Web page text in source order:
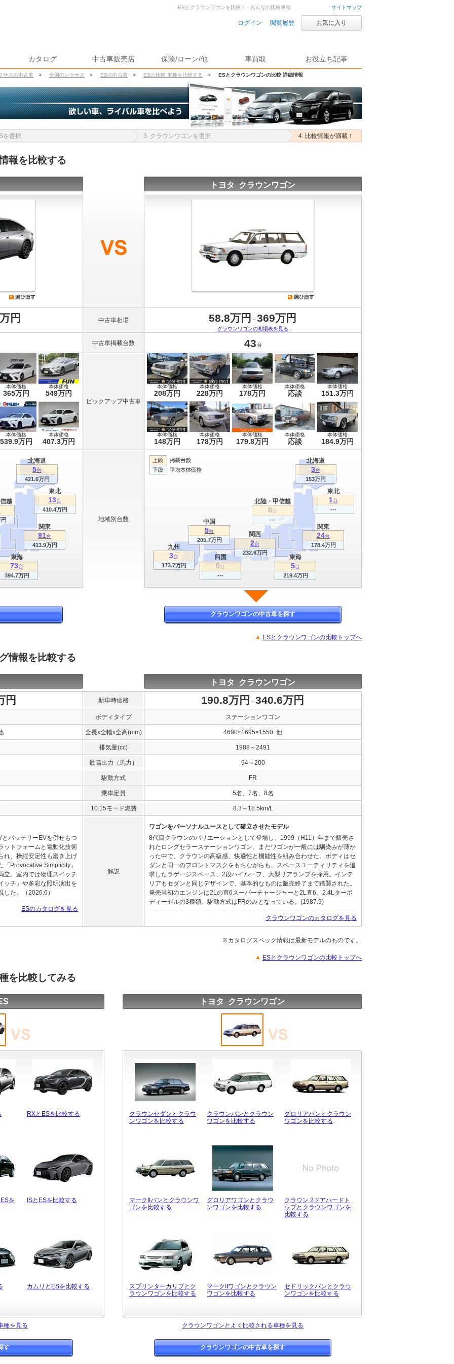
サイトマップ
ログイン 閲覧履歴 お気に入り
カタログ 中古車販売店 保険/ローン/他 車買取 お役立ち記事
サスの中古車 > 全国のレクサス > ESの中古車 > ESの比較 車種を比較する > ESとクラウンワゴンの比較 詳細情報
ESとクラウンワゴンを比較！ - みんなの比較車種
を選択 3. クラウンワゴンを選択 4. 比較情報が満載！
報を比較する
トヨタ クラウンワゴン
円 中古車相場 58.8万円 ～369万円
クラウンワゴンの相場表を見る
中古車掲載台数 43 台
本体価格
365万円
本体価格
549万円
本体価格
539.9万円
本体価格
407.3万円
ピックアップ中古車
本体価格
208万円
本体価格
228万円
本体価格
178万円
本体価格
応談
本体価格
151.3万円
本体価格
148万円
本体価格
178万円
本体価格
179.8万円
本体価格
応談
本体価格
184.9万円
関東
91台
413.9万円
東海
73台
394.7万円
北海道
5台
421.6万円
東北
13台
410.4万円
越
地域別台数
関東
24台
178.4万円
関西
2台
232.6万円
東海
5台
219.4万円
北海道
3台
153万円
九州
3台
173.7万円
東北
1台
---
北陸・甲信越
0台
---
中国
5台
205.7万円
四国
0台
---
クラウンワゴンの中古車を探す
ESとクラウンワゴンの比較トップへ
情報を比較する
トヨタ クラウンワゴン
円 新車時価格 190.8万円 ～340.6万円
ボディタイプ ステーションワゴン
全長x全幅x全高(mm) 4690×1695×1550 他
排気量(cc) 1988～2491
最高出力（馬力） 94～200
駆動方式 FR
乗車定員 5名、7名、8名
10.15モード燃費 8.3～18.5km/L
バッテリーEVを併せもつ
ットフォームと電動化技術
れ、操縦安定性も磨き上げ
Provocative Simplicity」
立。室内では物理スイッチ
ッチ」や多彩な照明演出を
た。（2026.6）
ESのカタログを見る
解説
ワゴンをパーソナルユースとして確立させたモデル
8代目クラウンのバリエーションとして登場し、1999（H11）年まで販売さ
れたロングセラーステーションワゴン。まだワゴンが一般には馴染みが薄か
った中で、クラウンの高級感、快適性と機能性を組み合わせた。ボディはセ
ダンと同一のフロントマスクをもちながらも、スペースユーティリティを追
求したラゲージスペース、2段ハイルーフ、大型リアランプを採用。インテ
リアもセダンと同じデザインで、基本的なものは販売終了まで踏襲された。
発売当初のエンジンは2Lの直6スーパーチャージャーと2L直6、2.4Lターボ
ディーゼルの3種類。駆動方式はFRのみとなっている。(1987.9)
クラウンワゴンのカタログを見る
※カタログスペック情報は最新モデルのものです。
ESとクラウンワゴンの比較トップへ
を比較してみる
RXとESを比較する
を ISとESを比較する
カムリとESを比較する
トヨタ クラウンワゴン
クラウンセダンとクラウ
ンワゴンを比較する
クラウンバンとクラウン
ワゴンを比較する
グロリアバンとクラウン
ワゴンを比較する
マークIIバンとクラウンワ
ゴンを比較する
グロリアワゴンとクラウ
ンワゴンを比較する
クラウン 2ドアハードト
ップとクラウンワゴンを
比較する
スプリンターカリブとク
ラウンワゴンを比較する
マークIIワゴンとクラウン
ワゴンを比較する
セドリックバンとクラウ
ンワゴンを比較する
種を見る クラウンワゴンとよく比較される車種を見る
す クラウンワゴンの中古車を探す